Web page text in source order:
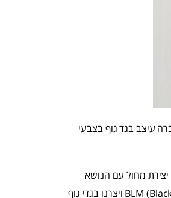
עיצב בגד גוף בצבעי
מחול עם הנושא
הא-מגדרי והטרנסגנדריות והבאתי אותה לבמה. נגענו גם בנושאים נוספים, בהם BLM (Black Lives Matter) ויצרנו בגדי גוף